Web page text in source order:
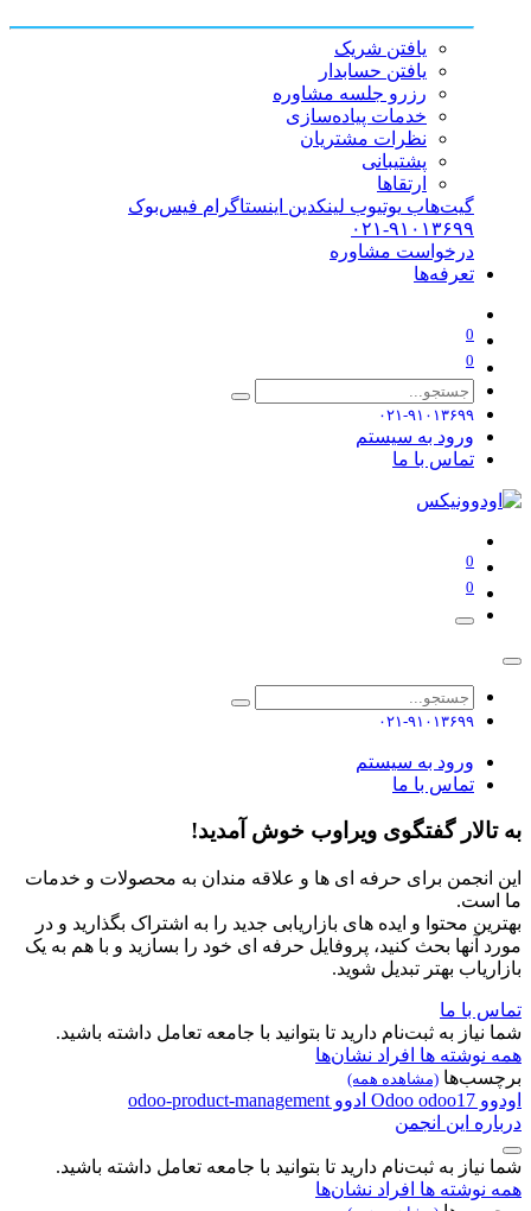
یافتن شریک
یافتن حسابدار
رزرو جلسه مشاوره
خدمات پیاده‌سازی
نظرات مشتریان
پشتیبانی
ارتقاها
گیت‌هاب یوتیوب لینکدین اینستاگرام فیس‌بوک
۰۲۱-۹۱۰۱۳۶۹۹
درخواست مشاوره
تعرفه‌ها
0
0
۰۲۱-۹۱۰۱۳۶۹۹
ورود به سیستم
تماس با ما
0
0
۰۲۱-۹۱۰۱۳۶۹۹
ورود به سیستم
تماس با ما
به تالار گفتگوی ویراوب خوش آمدید!
این انجمن برای حرفه ای ها و علاقه مندان به محصولات و خدمات
ما است.
بهترین محتوا و ایده های بازاریابی جدید را به اشتراک بگذارید و در
مورد آنها بحث کنید، پروفایل حرفه ای خود را بسازید و با هم به یک
بازاریاب بهتر تبدیل شوید.
تماس با ما
شما نیاز به ثبت‌نام دارید تا بتوانید با جامعه تعامل داشته باشید.
همه نوشته ها افراد نشان‌ها
برچسب‌ها (مشاهده همه)
اودوو Odoo odoo17 ادوو odoo-product-management
درباره این انجمن
شما نیاز به ثبت‌نام دارید تا بتوانید با جامعه تعامل داشته باشید.
همه نوشته ها افراد نشان‌ها